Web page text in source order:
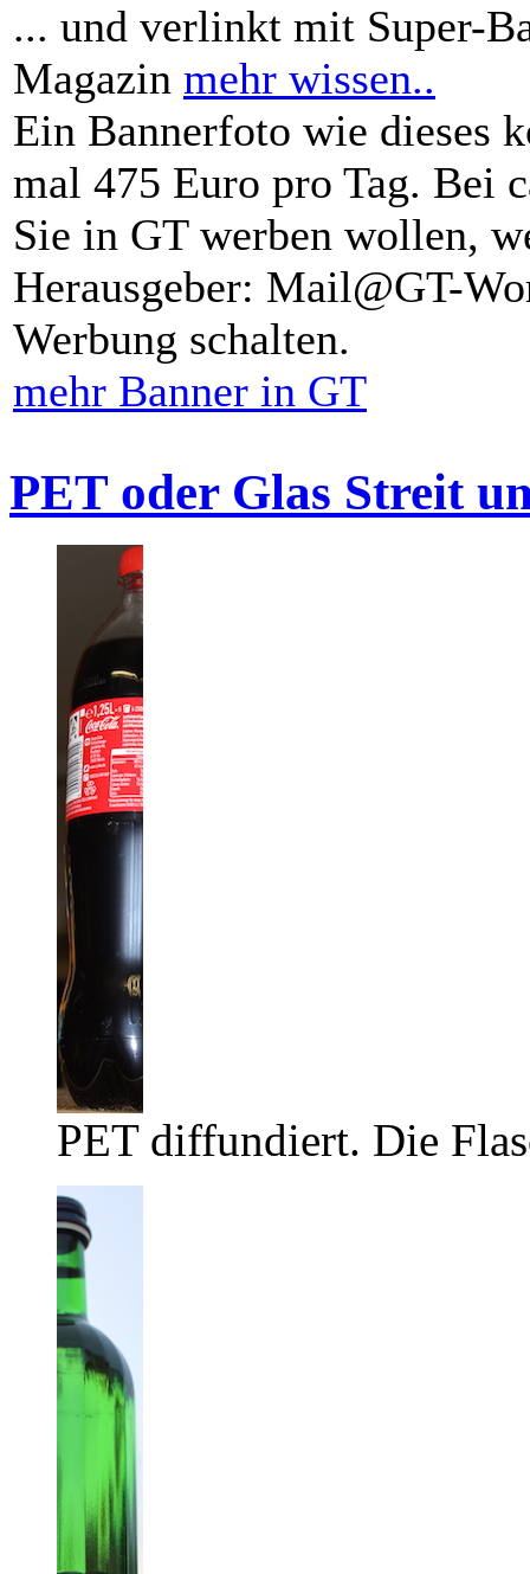
... und verlinkt mit Super-
Magazin mehr wissen..
Ein Bannerfoto wie dieses
mal 475 Euro pro Tag. Bei
Sie in GT werben wollen,
Herausgeber: Mail@GT-
Werbung schalten.
mehr Banner in GT
PET oder Glas Streit
PET diffundiert. Die